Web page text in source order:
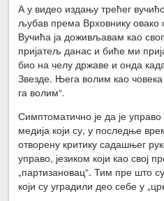
А у видео издању трећег
љубав према Врховнику овако
Вучића ја доживљавам као
пријатељ данас и биће ми
био на челу државе и онда
Звезде. Њега волим као
га волим“.
Симптоматично је да је управо
медија који су, у последње
отворену критику садашњег
управо, језиком који као свој
„партизановац“. Тим пре што
који су уградили део себе у